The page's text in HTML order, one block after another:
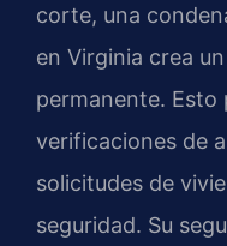
corte, una
en Virginia crea
permanente. Esto
verificaciones de
solicitudes de
seguridad. Su